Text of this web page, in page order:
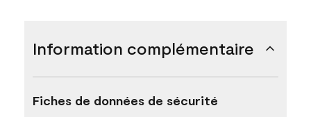
Information complémentaire
Fiches de données de sécurité